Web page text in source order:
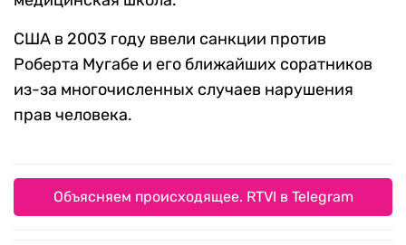
США в 2003 году ввели санкции против
Роберта Мугабе и его ближайших соратников
из-за многочисленных случаев нарушения
прав человека.
Объясняем происходящее. RTVI в Telegram